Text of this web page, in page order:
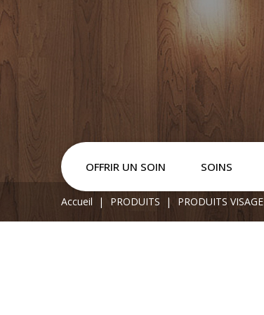
OFFRIR UN SOIN SOINS
Accueil PRODUITS PRODUITS VISAGE